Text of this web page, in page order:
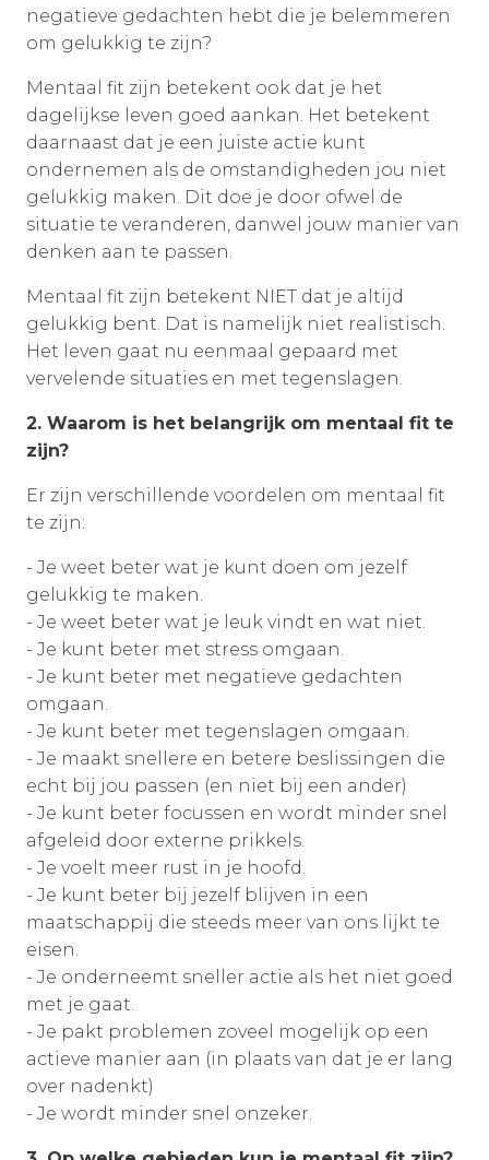
negatieve gedachten hebt die je belemmeren
om gelukkig te zijn?
Mentaal fit zijn betekent ook dat je het
dagelijkse leven goed aankan. Het betekent
daarnaast dat je een juiste actie kunt
ondernemen als de omstandigheden jou niet
gelukkig maken. Dit doe je door ofwel de
situatie te veranderen, danwel jouw manier van
denken aan te passen.
Mentaal fit zijn betekent NIET dat je altijd
gelukkig bent. Dat is namelijk niet realistisch.
Het leven gaat nu eenmaal gepaard met
vervelende situaties en met tegenslagen.
2. Waarom is het belangrijk om mentaal fit te
zijn?
Er zijn verschillende voordelen om mentaal fit
te zijn:
- Je weet beter wat je kunt doen om jezelf
gelukkig te maken.
- Je weet beter wat je leuk vindt en wat niet.
- Je kunt beter met stress omgaan.
- Je kunt beter met negatieve gedachten
omgaan.
- Je kunt beter met tegenslagen omgaan.
- Je maakt snellere en betere beslissingen die
echt bij jou passen (en niet bij een ander)
- Je kunt beter focussen en wordt minder snel
afgeleid door externe prikkels.
- Je voelt meer rust in je hoofd.
- Je kunt beter bij jezelf blijven in een
maatschappij die steeds meer van ons lijkt te
eisen.
- Je onderneemt sneller actie als het niet goed
met je gaat.
- Je pakt problemen zoveel mogelijk op een
actieve manier aan (in plaats van dat je er lang
over nadenkt)
- Je wordt minder snel onzeker.